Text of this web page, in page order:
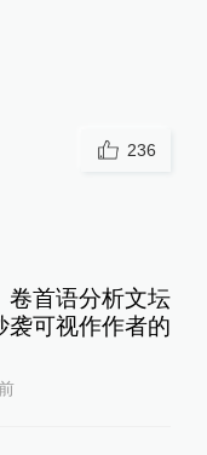
236
卷首语分析文坛
袭可视作作者的